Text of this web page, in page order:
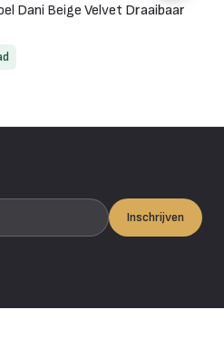
Dani Beige Velvet Draaibaar
Inschrijven